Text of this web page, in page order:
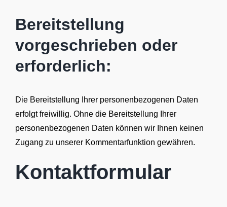
Bereitstellung
vorgeschrieben oder
erforderlich:
Die Bereitstellung Ihrer personenbezogenen Daten
erfolgt freiwillig. Ohne die Bereitstellung Ihrer
personenbezogenen Daten können wir Ihnen keinen
Zugang zu unserer Kommentarfunktion gewähren.
Kontaktformular